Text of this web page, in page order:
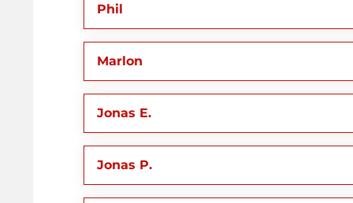
Phil
Marlon
Jonas E.
Jonas P.